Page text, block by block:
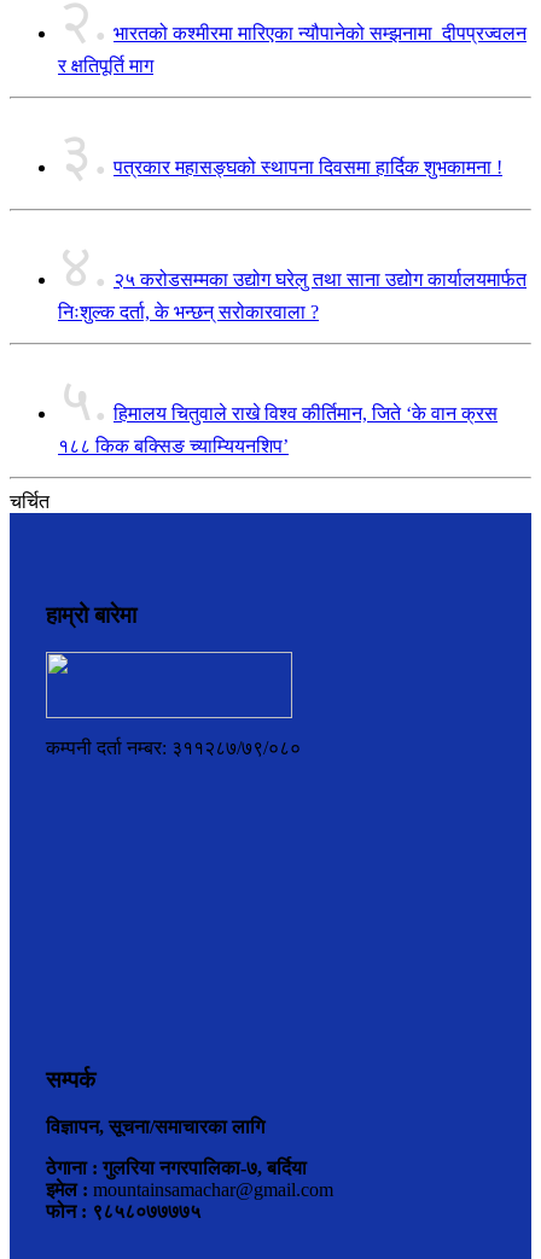
२. भारतको कश्मीरमा मारिएका न्यौपानेको सम्झनामा दीपप्रज्वलन
र क्षतिपूर्ति माग
३. पत्रकार महासङ्घको स्थापना दिवसमा हार्दिक शुभकामना !
४. २५ करोडसम्मका उद्योग घरेलु तथा साना उद्योग कार्यालयमार्फत
निःशुल्क दर्ता, के भन्छन् सरोकारवाला ?
५. हिमालय चितुवाले राखे विश्व कीर्तिमान, जिते ‘के वान क्रस
१८८ किक बक्सिङ च्याम्यियनशिप’
चर्चित
हाम्रो बारेमा
कम्पनी दर्ता नम्बर: ३११२८७/७९/०८०
सम्पर्क
विज्ञापन, सूचना/समाचारका लागि
ठेगाना : गुलरिया नगरपालिका-७, बर्दिया
इमेल : mountainsamachar@gmail.com
फोन : ९८५८०७७७७५